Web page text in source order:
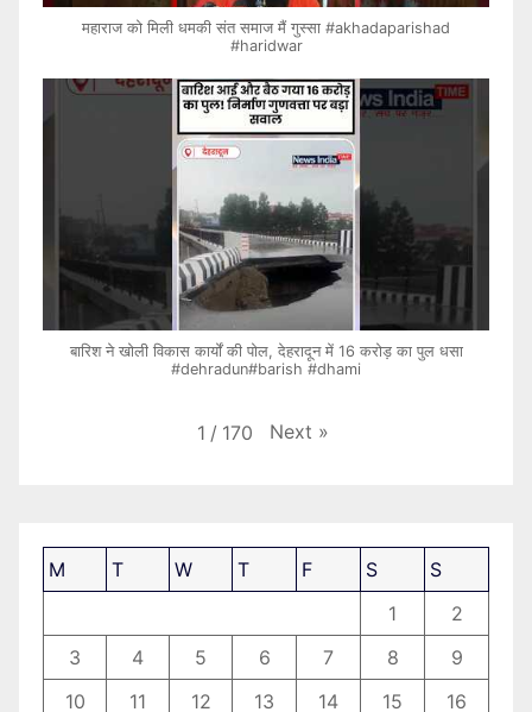
महाराज को मिली धमकी संत समाज मैं गुस्सा #akhadaparishad
#haridwar
बारिश ने खोली विकास कार्यों की पोल, देहरादून में 16 करोड़ का पुल धसा
#dehradun#barish #dhami
1 / 170 Next »
M T W T F S
S
1
2
3
4 5 6 7 8
9
10
11 12 13 14 15 16